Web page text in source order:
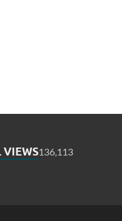
VIEWS136,113